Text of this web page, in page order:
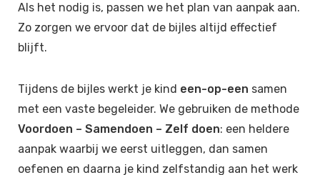
Als het nodig is, passen we het plan van aanpak aan.
Zo zorgen we ervoor dat de bijles altijd effectief
blijft.
Tijdens de bijles werkt je kind een-op-een samen
met een vaste begeleider. We gebruiken de methode
Voordoen – Samendoen – Zelf doen: een heldere
aanpak waarbij we eerst uitleggen, dan samen
oefenen en daarna je kind zelfstandig aan het werk